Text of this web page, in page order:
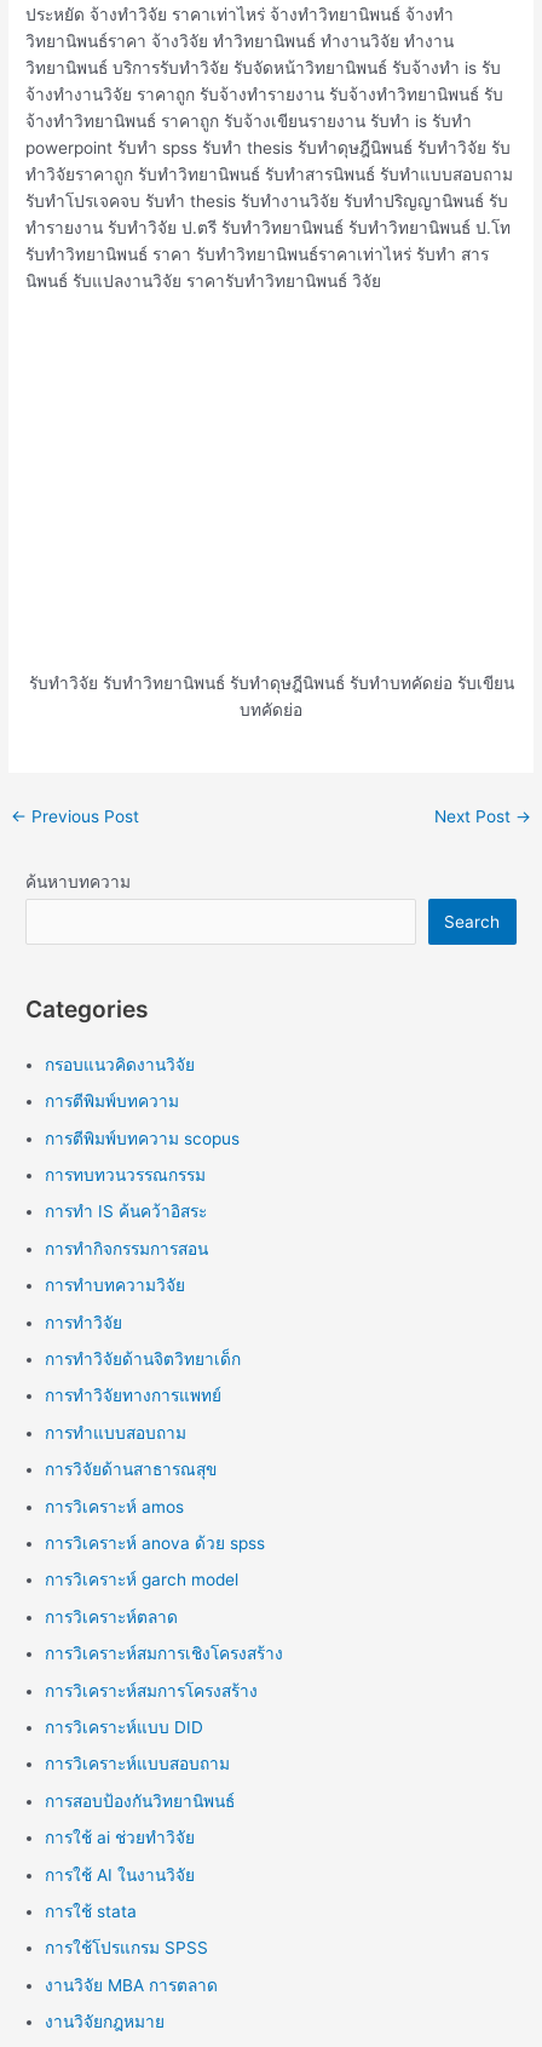
ประหยัด จ้างทําวิจัย ราคาเท่าไหร่ จ้างทําวิทยานิพนธ์ จ้างทํา
วิทยานิพนธ์ราคา จ้างวิจัย ทําวิทยานิพนธ์ ทำงานวิจัย ทำงาน
วิทยานิพนธ์ บริการรับทำวิจัย รับจัดหน้าวิทยานิพนธ์ รับจ้างทำ is รับ
จ้างทํางานวิจัย ราคาถูก รับจ้างทํารายงาน รับจ้างทําวิทยานิพนธ์ รับ
จ้างทําวิทยานิพนธ์ ราคาถูก รับจ้างเขียนรายงาน รับทำ is รับทำ
powerpoint รับทำ spss รับทำ thesis รับทำดุษฎีนิพนธ์ รับทำวิจัย รับ
ทำวิจัยราคาถูก รับทำวิทยานิพนธ์ รับทำสารนิพนธ์ รับทำแบบสอบถาม
รับทำโปรเจคจบ รับทํา thesis รับทํางานวิจัย รับทําปริญญานิพนธ์ รับ
ทํารายงาน รับทําวิจัย ป.ตรี รับทําวิทยานิพนธ์ รับทําวิทยานิพนธ์ ป.โท
รับทําวิทยานิพนธ์ ราคา รับทําวิทยานิพนธ์ราคาเท่าไหร่ รับทํา สาร
นิพนธ์ รับแปลงานวิจัย ราคารับทำวิทยานิพนธ์ วิจัย
รับทำวิจัย รับทำวิทยานิพนธ์ รับทำดุษฎีนิพนธ์ รับทำบทคัดย่อ รับเขียน
บทคัดย่อ
← Previous Post Next Post →
ค้นหาบทความ
Search
Categories
กรอบแนวคิดงานวิจัย
การตีพิมพ์บทความ
การตีพิมพ์บทความ scopus
การทบทวนวรรณกรรม
การทำ IS ค้นคว้าอิสระ
การทำกิจกรรมการสอน
การทำบทความวิจัย
การทำวิจัย
การทำวิจัยด้านจิตวิทยาเด็ก
การทำวิจัยทางการแพทย์
การทำแบบสอบถาม
การวิจัยด้านสาธารณสุข
การวิเคราะห์ amos
การวิเคราะห์ anova ด้วย spss
การวิเคราะห์ garch model
การวิเคราะห์ตลาด
การวิเคราะห์สมการเชิงโครงสร้าง
การวิเคราะห์สมการโครงสร้าง
การวิเคราะห์แบบ DID
การวิเคราะห์แบบสอบถาม
การสอบป้องกันวิทยานิพนธ์
การใช้ ai ช่วยทำวิจัย
การใช้ AI ในงานวิจัย
การใช้ stata
การใช้โปรแกรม SPSS
งานวิจัย MBA การตลาด
งานวิจัยกฎหมาย